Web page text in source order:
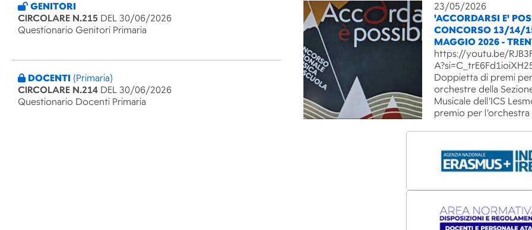
GENITORI
CIRCOLARE N.215 DEL 30/06/2026
Questionario Genitori Primaria
DOCENTI (Primaria)
CIRCOLARE N.214 DEL 30/06/2026
Questionario Docenti Primaria
23/05/2026
'ACCORDARSI E'
CONCORSO 13/14/
MAGGIO 2026 -
https://youtu.be/
Doppietta di premi
orchestre della
Musicale dell’ICS
premio per